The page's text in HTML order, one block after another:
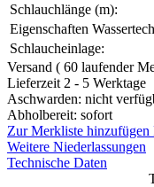
Schlauchlänge (m):
Eigenschaften
Schlaucheinlage:
Versand ( 60 laufender
Lieferzeit 2 - 5 Werktage
Aschwarden: nicht
Abholbereit: sofort
Zur Merkliste hinzufügen
Weitere Niederlassungen
Technische Daten